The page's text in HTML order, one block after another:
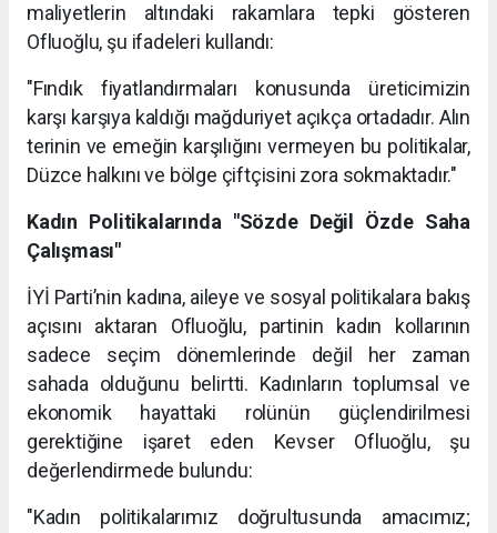
maliyetlerin altındaki rakamlara tepki gösteren
Ofluoğlu, şu ifadeleri kullandı:
"Fındık fiyatlandırmaları konusunda üreticimizin
karşı karşıya kaldığı mağduriyet açıkça ortadadır. Alın
terinin ve emeğin karşılığını vermeyen bu politikalar,
Düzce halkını ve bölge çiftçisini zora sokmaktadır."
Kadın Politikalarında "Sözde Değil Özde Saha
Çalışması"
İYİ Parti’nin kadına, aileye ve sosyal politikalara bakış
açısını aktaran Ofluoğlu, partinin kadın kollarının
sadece seçim dönemlerinde değil her zaman
sahada olduğunu belirtti. Kadınların toplumsal ve
ekonomik hayattaki rolünün güçlendirilmesi
gerektiğine işaret eden Kevser Ofluoğlu, şu
değerlendirmede bulundu:
"Kadın politikalarımız doğrultusunda amacımız;